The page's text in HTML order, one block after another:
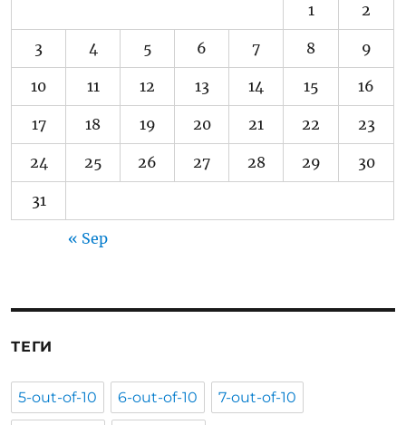
1 2
3 4 5 6 7 8 9
10 11 12 13 14 15 16
17 18 19 20 21 22 23
24 25 26 27 28 29 30
31
« Sep
ТЕГИ
5-out-of-10 6-out-of-10 7-out-of-10